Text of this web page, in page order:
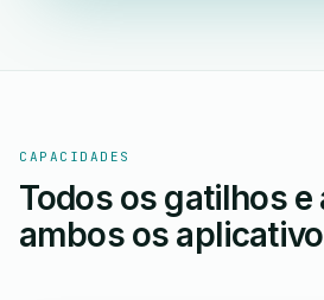
CAPACIDADES
Todos os gatilhos e
ambos os